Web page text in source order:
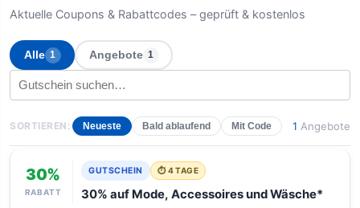
Aktuelle Coupons & Rabattcodes – geprüft & kostenlos
Alle 1 Angebote 1
SORTIEREN: Neueste Bald ablaufend Mit Code 1 Angebote
30%
RABATT
GUTSCHEIN ⏱ 4 TAGE
30% auf Mode, Accessoires und Wäsche*